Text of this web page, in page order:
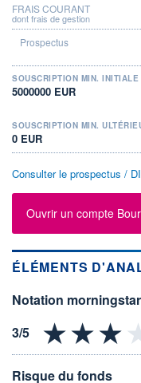
FRAIS COURANT
dont frais de gestion
SOUSCRIPTION MIN. INITIALE
5000000 EUR
SOUSCRIPTION MIN.
0 EUR
Consulter le prospectus /
Ouvrir un compte
ÉLÉMENTS
Notation morningstar
Risque du fonds